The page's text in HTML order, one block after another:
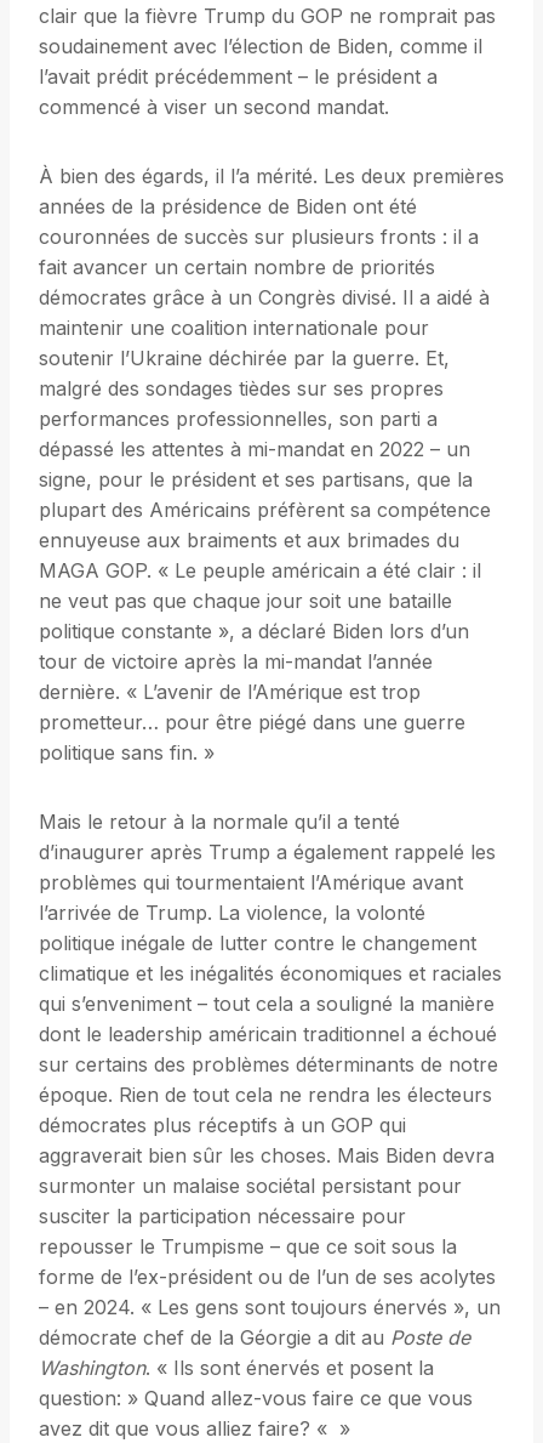
clair que la fièvre Trump du GOP ne romprait pas
soudainement avec l’élection de Biden, comme il
l’avait prédit précédemment – ​​le président a
commencé à viser un second mandat.
À bien des égards, il l’a mérité. Les deux premières
années de la présidence de Biden ont été
couronnées de succès sur plusieurs fronts : il a
fait avancer un certain nombre de priorités
démocrates grâce à un Congrès divisé. Il a aidé à
maintenir une coalition internationale pour
soutenir l’Ukraine déchirée par la guerre. Et,
malgré des sondages tièdes sur ses propres
performances professionnelles, son parti a
dépassé les attentes à mi-mandat en 2022 – un
signe, pour le président et ses partisans, que la
plupart des Américains préfèrent sa compétence
ennuyeuse aux braiments et aux brimades du
MAGA GOP. « Le peuple américain a été clair : il
ne veut pas que chaque jour soit une bataille
politique constante », a déclaré Biden lors d’un
tour de victoire après la mi-mandat l’année
dernière. « L’avenir de l’Amérique est trop
prometteur… pour être piégé dans une guerre
politique sans fin. »
Mais le retour à la normale qu’il a tenté
d’inaugurer après Trump a également rappelé les
problèmes qui tourmentaient l’Amérique avant
l’arrivée de Trump. La violence, la volonté
politique inégale de lutter contre le changement
climatique et les inégalités économiques et raciales
qui s’enveniment – tout cela a souligné la manière
dont le leadership américain traditionnel a échoué
sur certains des problèmes déterminants de notre
époque. Rien de tout cela ne rendra les électeurs
démocrates plus réceptifs à un GOP qui
aggraverait bien sûr les choses. Mais Biden devra
surmonter un malaise sociétal persistant pour
susciter la participation nécessaire pour
repousser le Trumpisme – que ce soit sous la
forme de l’ex-président ou de l’un de ses acolytes
– en 2024. « Les gens sont toujours énervés », un
démocrate chef de la Géorgie a dit au Poste de
Washington. « Ils sont énervés et posent la
question: » Quand allez-vous faire ce que vous
avez dit que vous alliez faire? « »